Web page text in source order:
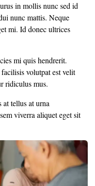
in mollis nunc sed id
nunc mattis. Neque
mi. Id donec ultrices
mi quis hendrerit.
volutpat est velit
ridiculus mus.
at tellus at urna
viverra aliquet eget sit